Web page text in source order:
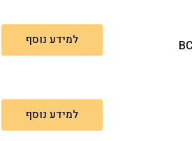
למידע נוסף
למידע נוסף